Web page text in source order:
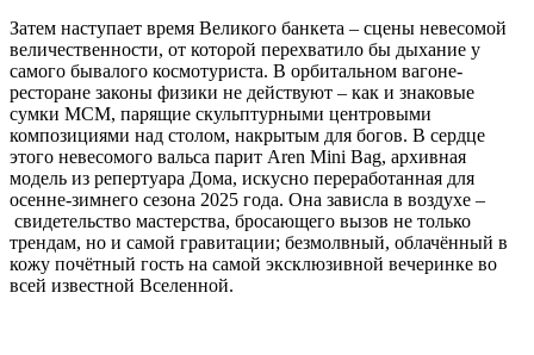
Затем наступает время Великого банкета – сцены невесомой
величественности, от которой перехватило бы дыхание у
самого бывалого космотуриста. В орбитальном вагоне-
ресторане законы физики не действуют – как и знаковые
сумки MCM, парящие скульптурными центровыми
композициями над столом, накрытым для богов. В сердце
этого невесомого вальса парит Aren Mini Bag, архивная
модель из репертуара Дома, искусно переработанная для
осенне-зимнего сезона 2025 года. Она зависла в воздухе –
свидетельство мастерства, бросающего вызов не только
трендам, но и самой гравитации; безмолвный, облачённый в
кожу почётный гость на самой эксклюзивной вечеринке во
всей известной Вселенной.